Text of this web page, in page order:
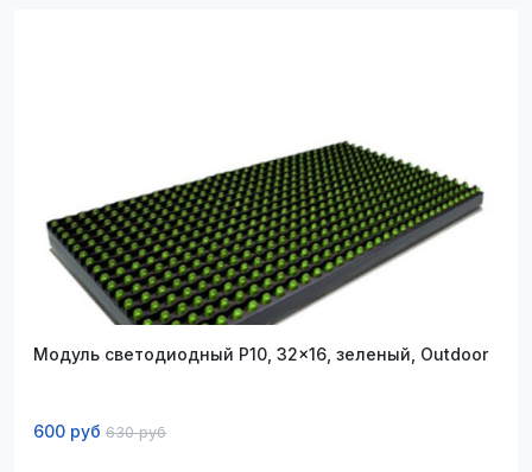
Модуль светодиодный P10, 32x16, зеленый, Outdoor
600 руб 630 руб